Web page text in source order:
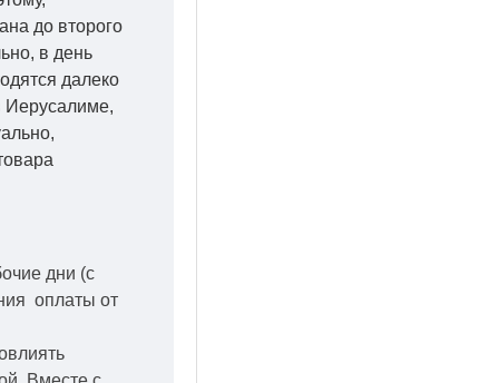
до второго
в день
далеко
Иерусалиме,
дни (с
оплаты от